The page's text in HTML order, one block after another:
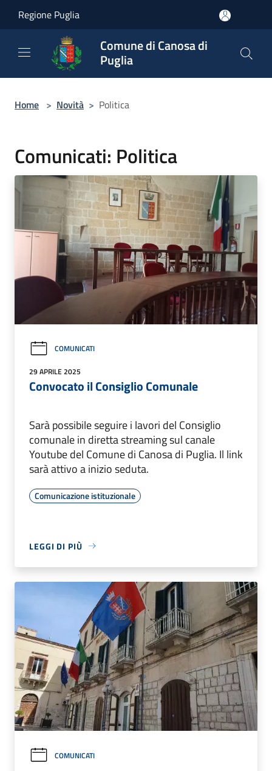
Regione Puglia
Comune di Canosa di
Puglia
Home > Novità > Politica
Comunicati: Politica
COMUNICATI
29 APRILE 2025
Convocato il Consiglio Comunale
Sarà possibile seguire i lavori del Consiglio
comunale in diretta streaming sul canale
Youtube del Comune di Canosa di Puglia. Il link
sarà attivo a inizio seduta.
Comunicazione istituzionale
LEGGI DI PIÙ
COMUNICATI